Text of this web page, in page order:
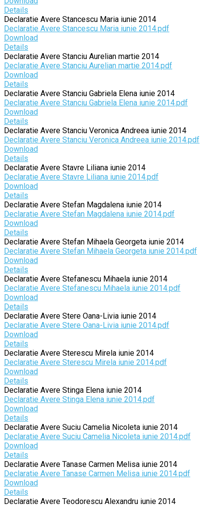
Details
Declaratie Avere Stancescu Maria iunie 2014
Declaratie Avere Stancescu Maria iunie 2014.pdf
Download
Details
Declaratie Avere Stanciu Aurelian martie 2014
Declaratie Avere Stanciu Aurelian martie 2014.pdf
Download
Details
Declaratie Avere Stanciu Gabriela Elena iunie 2014
Declaratie Avere Stanciu Gabriela Elena iunie 2014.pdf
Download
Details
Declaratie Avere Stanciu Veronica Andreea iunie 2014
Declaratie Avere Stanciu Veronica Andreea iunie 2014.pdf
Download
Details
Declaratie Avere Stavre Liliana iunie 2014
Declaratie Avere Stavre Liliana iunie 2014.pdf
Download
Details
Declaratie Avere Stefan Magdalena iunie 2014
Declaratie Avere Stefan Magdalena iunie 2014.pdf
Download
Details
Declaratie Avere Stefan Mihaela Georgeta iunie 2014
Declaratie Avere Stefan Mihaela Georgeta iunie 2014.pdf
Download
Details
Declaratie Avere Stefanescu Mihaela iunie 2014
Declaratie Avere Stefanescu Mihaela iunie 2014.pdf
Download
Details
Declaratie Avere Stere Oana-Livia iunie 2014
Declaratie Avere Stere Oana-Livia iunie 2014.pdf
Download
Details
Declaratie Avere Sterescu Mirela iunie 2014
Declaratie Avere Sterescu Mirela iunie 2014.pdf
Download
Details
Declaratie Avere Stinga Elena iunie 2014
Declaratie Avere Stinga Elena iunie 2014.pdf
Download
Details
Declaratie Avere Suciu Camelia Nicoleta iunie 2014
Declaratie Avere Suciu Camelia Nicoleta iunie 2014.pdf
Download
Details
Declaratie Avere Tanase Carmen Melisa iunie 2014
Declaratie Avere Tanase Carmen Melisa iunie 2014.pdf
Download
Details
Declaratie Avere Teodorescu Alexandru iunie 2014